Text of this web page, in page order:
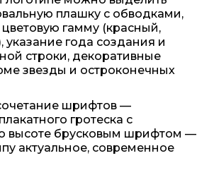
плашку с обводками,
гамму (красный,
указание года создания и
строки, декоративные
звезды и остроконечных
шрифтов —
гротеска с
высоте брусковым шрифтом —
актуальное, современное